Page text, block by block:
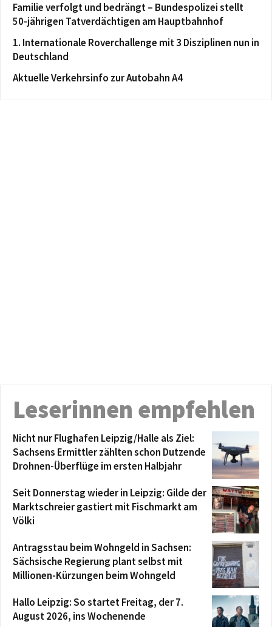
Familie verfolgt und bedrängt – Bundespolizei stellt
50-jährigen Tatverdächtigen am Hauptbahnhof
1. Internationale Roverchallenge mit 3 Disziplinen nun in
Deutschland
Aktuelle Verkehrsinfo zur Autobahn A4
Leserinnen empfehlen
Nicht nur Flughafen Leipzig/Halle als Ziel:
Sachsens Ermittler zählten schon Dutzende
Drohnen-Überflüge im ersten Halbjahr
Seit Donnerstag wieder in Leipzig: Gilde der
Marktschreier gastiert mit Fischmarkt am
Völki
Antragsstau beim Wohngeld in Sachsen:
Sächsische Regierung plant selbst mit
Millionen-Kürzungen beim Wohngeld
Hallo Leipzig: So startet Freitag, der 7.
August 2026, ins Wochenende